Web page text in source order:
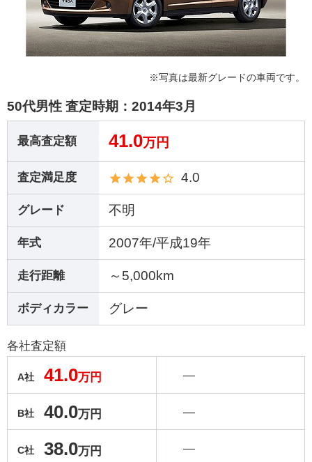
※写真は最新グレードの車両です。
50代男性 査定時期： 2014年3月
最高査定額 41.0万円
査定満足度 4.0
グレード 不明
年式 2007年/平成19年
走行距離 ～5,000km
ボディカラー グレー
各社査定額
A社 41.0万円
B社 40.0万円
C社 38.0万円
―
―
―